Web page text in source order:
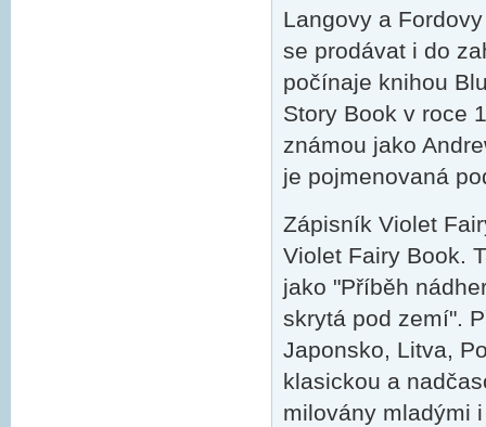
Langovy a
se prodávat i do
počínaje knihou
Story Book v roce
známou jako
je pojmenovaná
Zápisník Violet
Violet Fairy Book.
jako "Příběh
skrytá pod zemí".
Japonsko, Litva,
klasickou a
milovány mladými